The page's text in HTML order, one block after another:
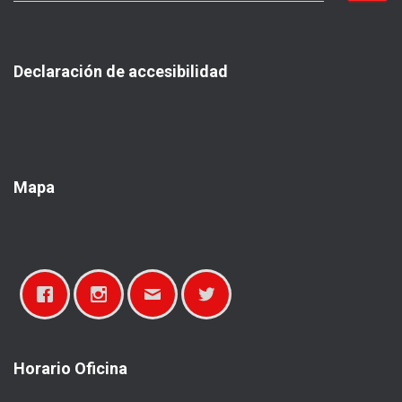
r
Declaración de accesibilidad
Mapa
Horario Oficina